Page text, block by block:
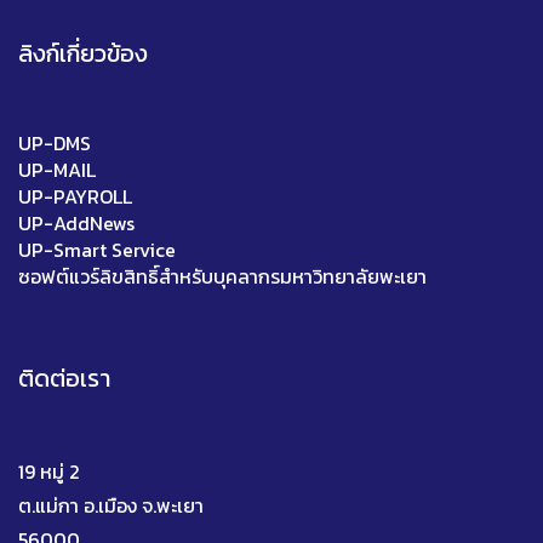
ลิงก์เกี่ยวข้อง
UP-DMS
UP-MAIL
UP-PAYROLL
UP-AddNews
UP-Smart Service
ซอฟต์แวร์ลิขสิทธิ์สำหรับบุคลากรมหาวิทยาลัยพะเยา
ติดต่อเรา
19 หมู่ 2
ต.แม่กา อ.เมือง จ.พะเยา